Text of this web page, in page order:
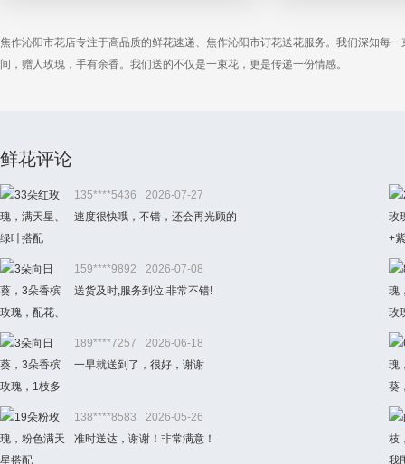
焦作沁阳市花店专注于高品质的鲜花速递、焦作沁阳市订花送花服务。我们深知每
间，赠人玫瑰，手有余香。我们送的不仅是一束花，更是传递一份情感。
鲜花评论
135****5436
2026-07-27
速度很快哦，不错，还会再光顾的
159****9892
2026-07-08
送货及时,服务到位.非常不错!
189****7257
2026-06-18
一早就送到了，很好，谢谢
138****8583
2026-05-26
准时送达，谢谢！非常满意！